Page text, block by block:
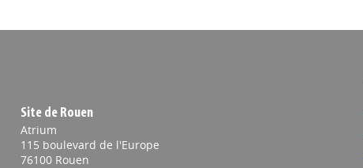
Site de Rouen
Atrium
115 boulevard de l'Europe
76100 Rouen